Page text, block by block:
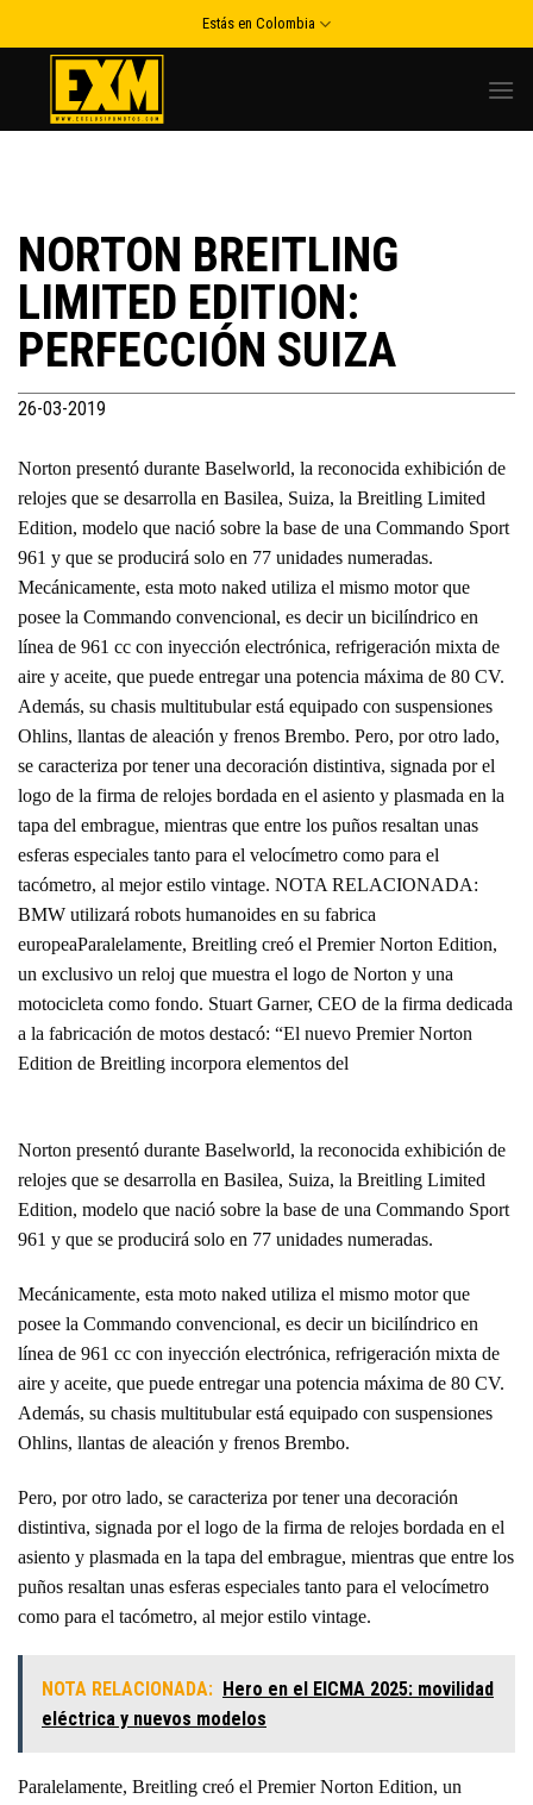
to
Estás en Colombia
NORTON BREITLING
LIMITED EDITION:
PERFECCIÓN SUIZA
26-03-2019
Norton presentó durante Baselworld, la reconocida exhibición de
relojes que se desarrolla en Basilea, Suiza, la Breitling Limited
Edition, modelo que nació sobre la base de una Commando Sport
961 y que se producirá solo en 77 unidades numeradas.
Mecánicamente, esta moto naked utiliza el mismo motor que
posee la Commando convencional, es decir un bicilíndrico en
línea de 961 cc con inyección electrónica, refrigeración mixta de
aire y aceite, que puede entregar una potencia máxima de 80 CV.
Además, su chasis multitubular está equipado con suspensiones
Ohlins, llantas de aleación y frenos Brembo. Pero, por otro lado,
se caracteriza por tener una decoración distintiva, signada por el
logo de la firma de relojes bordada en el asiento y plasmada en la
tapa del embrague, mientras que entre los puños resaltan unas
esferas especiales tanto para el velocímetro como para el
tacómetro, al mejor estilo vintage. NOTA RELACIONADA:
BMW utilizará robots humanoides en su fabrica
europeaParalelamente, Breitling creó el Premier Norton Edition,
un exclusivo un reloj que muestra el logo de Norton y una
motocicleta como fondo. Stuart Garner, CEO de la firma dedicada
a la fabricación de motos destacó: “El nuevo Premier Norton
Edition de Breitling incorpora elementos del
Norton presentó durante Baselworld, la reconocida exhibición de
relojes que se desarrolla en Basilea, Suiza, la Breitling Limited
Edition, modelo que nació sobre la base de una Commando Sport
961 y que se producirá solo en 77 unidades numeradas.
Mecánicamente, esta moto naked utiliza el mismo motor que
posee la Commando convencional, es decir un bicilíndrico en
línea de 961 cc con inyección electrónica, refrigeración mixta de
aire y aceite, que puede entregar una potencia máxima de 80 CV.
Además, su chasis multitubular está equipado con suspensiones
Ohlins, llantas de aleación y frenos Brembo.
Pero, por otro lado, se caracteriza por tener una decoración
distintiva, signada por el logo de la firma de relojes bordada en el
asiento y plasmada en la tapa del embrague, mientras que entre los
puños resaltan unas esferas especiales tanto para el velocímetro
como para el tacómetro, al mejor estilo vintage.
NOTA RELACIONADA: Hero en el EICMA 2025: movilidad
eléctrica y nuevos modelos
Paralelamente, Breitling creó el Premier Norton Edition, un